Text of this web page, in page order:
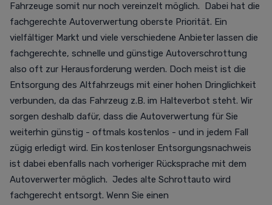
Fahrzeuge somit nur noch vereinzelt möglich. Dabei hat die
fachgerechte Autoverwertung oberste Priorität. Ein
vielfältiger Markt und viele verschiedene Anbieter lassen die
fachgerechte, schnelle und günstige Autoverschrottung
also oft zur Herausforderung werden. Doch meist ist die
Entsorgung des Altfahrzeugs mit einer hohen Dringlichkeit
verbunden, da das Fahrzeug z.B. im Halteverbot steht. Wir
sorgen deshalb dafür, dass die Autoverwertung für Sie
weiterhin günstig - oftmals kostenlos - und in jedem Fall
zügig erledigt wird. Ein kostenloser Entsorgungsnachweis
ist dabei ebenfalls nach vorheriger Rücksprache mit dem
Autoverwerter möglich. Jedes alte Schrottauto wird
fachgerecht entsorgt. Wenn Sie einen